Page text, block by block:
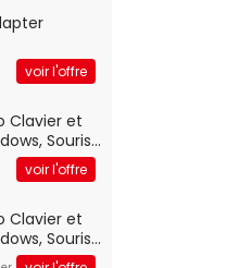
voir l'offre
Clavier et
Souris
USB Plug
voir l'offre
Clavier et
Souris
USB Plug